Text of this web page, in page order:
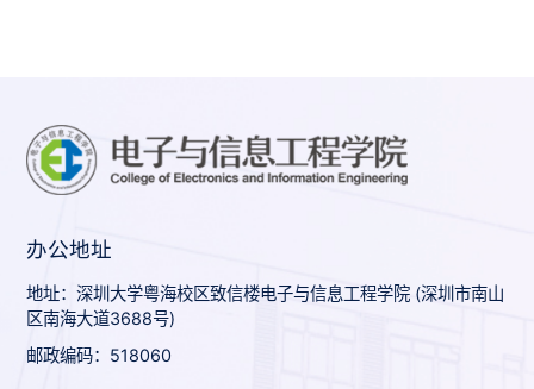
办公地址
地址：深圳大学粤海校区致信楼电子与信息工程学院 (深圳市南山
区南海大道3688号)
邮政编码：518060